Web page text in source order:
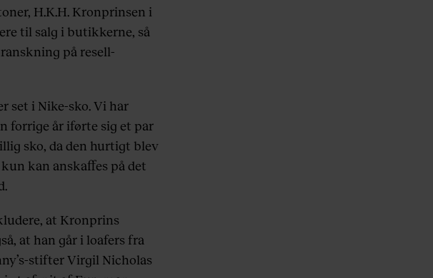
H.K.H. Kronprinsen i
til salg i butikkerne, så
på resell-
set i Nike-sko. Vi har
forrige år iførte sig et par
sko, da den hurtigt blev
kan anskaffes på det
at Kronprins
at han går i loafers fra
stifter Virgil Nicholas